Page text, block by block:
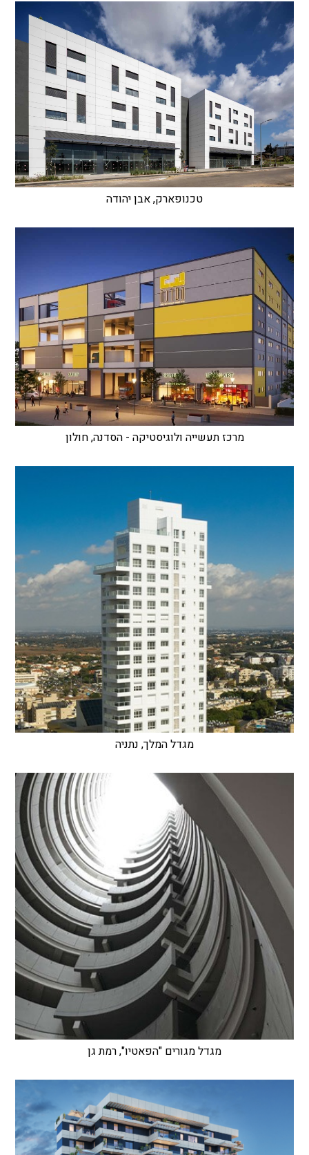
טכנופארק, אבן יהודה
מרכז תעשייה ולוגיסטיקה - הסדנה, חולון
מגדל המלך, נתניה
מגדל מגורים "הפאטיו", רמת גן